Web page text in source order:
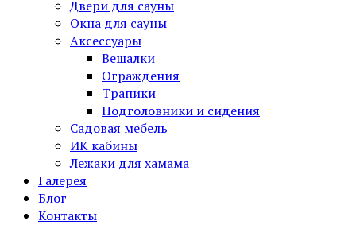
Двери для сауны
Окна для сауны
Аксессуары
Вешалки
Ограждения
Трапики
Подголовники и сидения
Садовая мебель
ИК кабины
Лежаки для хамама
Галерея
Блог
Контакты